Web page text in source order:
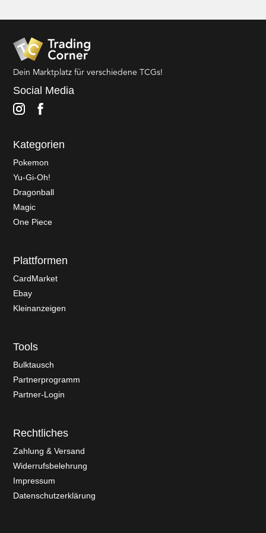
Dein Marktplatz für verschiedene TCGs!
Social Media
Kategorien
Pokemon
Yu-Gi-Oh!
Dragonball
Magic
One Piece
Plattformen
CardMarket
Ebay
Kleinanzeigen
Tools
Bulktausch
Partnerprogramm
Partner-Login
Rechtliches
Zahlung & Versand
Widerrufsbelehrung
Impressum
Datenschutzerklärung